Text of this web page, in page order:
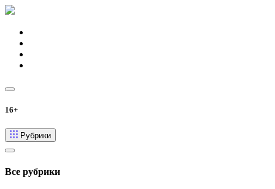
16+
Рубрики
Все рубрики